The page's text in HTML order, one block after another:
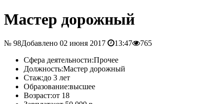
Мастер дорожный
№ 98Добавлено 02 июня 2017 13:47
765
Сфера деятельности:Прочее
Должность:Мастер дорожный
Стаж:до 3 лет
Образование:высшее
Возраст:от 18